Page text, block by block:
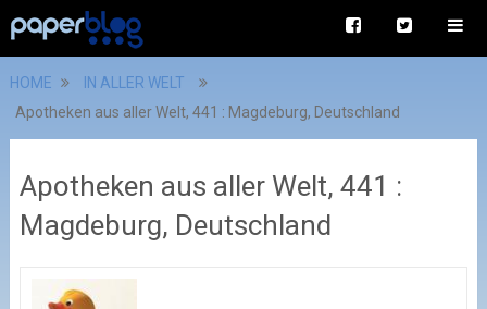
HOME
IN ALLER WELT
Apotheken aus aller Welt, 441 : Magdeburg, Deutschland
Apotheken aus aller Welt, 441 :
Magdeburg, Deutschland